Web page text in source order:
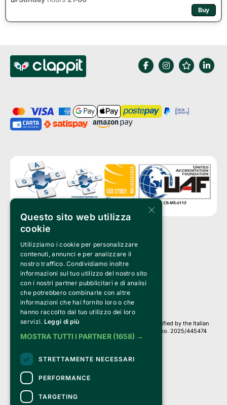
Buy
Clappit is a trademark of:
Bemils Srl
a Socio Unico
Via Fosse Ardeatine, 4 -20092 Cinisello Balsamo (MI)
PI 05589050961
Iscr. C.C.I.A.A. Milano R.E.A. 1833471
© 2010-2025 Bemils Srl - All rights reserved
Credits:
Clappit is based on the Belive 6.2 ticketing platform, certified by the Italian
Revenue Agency (Agenzia delle Entrate) under protocol no. 2025/445474
dated November 6, 2025.
On Clappit your purchases and your data
they are secure and protected by an SSL certificate
with 128-bit encryption.
×
Questo sito web utilizza
cookie
Utilizziamo i cookie per personalizzare
contenuti, annunci e per analizzare il
nostro traffico. Condividiamo inoltre
informazioni sul tuo utilizzo del nostro sito
con i nostri partner pubblicitari e di analisi
che potrebbero combinarle con altre
informazioni che hai fornito loro o che
hanno raccolto dal tuo utilizzo dei loro
servizi. Leggi di più
MOSTRA TUTTI I PARTNER (1658) →
STRETTAMENTE NECESSARI
PERFORMANCE
TARGETING